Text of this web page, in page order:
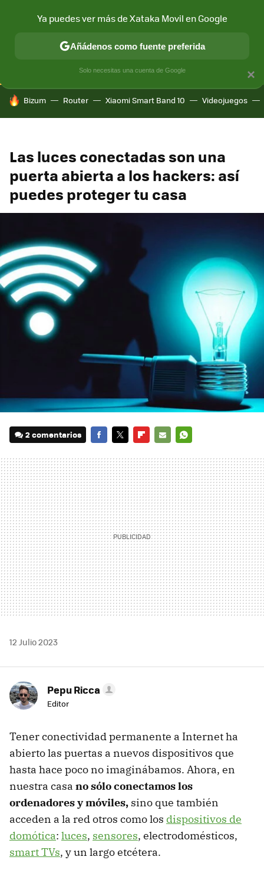
CONECTIVIDAD MÓVIL Y SOCIEDAD APLICACIONES
HOY SE HABLA DE
Bizum Router Xiaomi Smart Band 10 Videojuegos
Las luces conectadas son una
puerta abierta a los hackers: así
puedes proteger tu casa
2 comentarios
MAIL
12 Julio 2023
Pepu Ricca
Editor
Tener conectividad permanente a Internet ha
abierto las puertas a nuevos dispositivos que
hasta hace poco no imaginábamos. Ahora, en
nuestra casa no sólo conectamos los
ordenadores y móviles, sino que también
acceden a la red otros como los dispositivos de
domótica: luces, sensores, electrodomésticos,
smart TVs, y un largo etcétera.
×
Ya puedes ver más de Xataka Movil en Google
Añádenos como fuente preferida
Solo necesitas una cuenta de Google